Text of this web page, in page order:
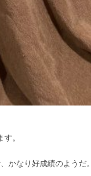
。
かなり好成績のようだ。